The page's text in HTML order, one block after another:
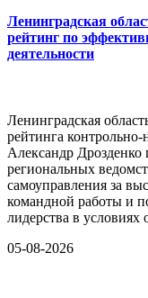
Ленинградская
рейтинг по
деятельности
Ленинградская
рейтинга контрольно-
Александр Дрозденко
региональных
самоуправления за
командной работы и
лидерства в условиях
05-08-2026